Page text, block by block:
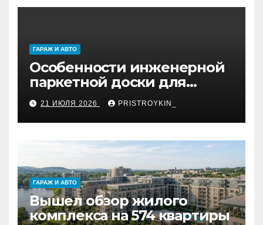
ГАРАЖ И АВТО
Особенности инженерной
паркетной доски для
укладки французской
ёлкой
21 ИЮЛЯ 2026 PRISTROYKIN_
ГАРАЖ И АВТО
Вышел обзор жилого
комплекса на 574 квартиры